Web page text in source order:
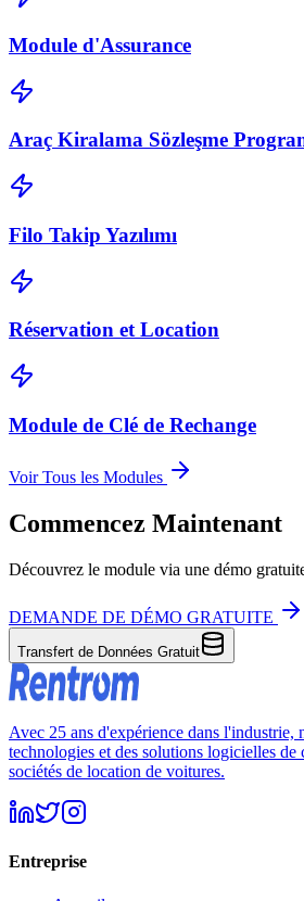
Module d'Assurance
Araç Kiralama Sözleşme
Filo Takip Yazılımı
Réservation et Location
Module de Clé de Rechange
Voir Tous les Modules
Commencez Maintenant
Découvrez le module via une démo
DEMANDE DE DÉMO GRATUITE
Transfert de Données Gratuit
Avec 25 ans d'expérience dans l'industrie,
technologies et des solutions logicielles de
sociétés de location de voitures.
Entreprise